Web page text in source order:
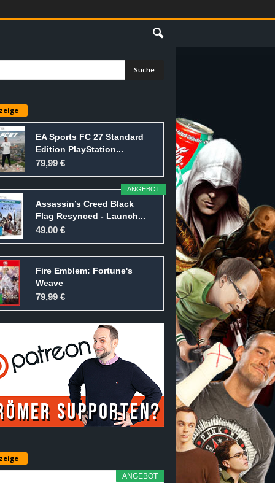
EA Sports FC 27 Standard
Edition PlayStation...
79,99 €
ANGEBOT
Assassin’s Creed Black
Flag Resynced - Launch...
49,00 €
Fire Emblem: Fortune's
Weave
79,99 €
ANGEBOT